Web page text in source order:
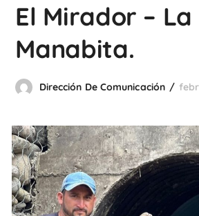
El Mirador – La
Manabita.
Dirección De Comunicación